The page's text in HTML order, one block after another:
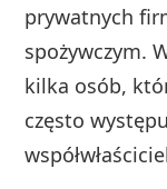
prywatnych
spożywczym.
kilka osób,
często